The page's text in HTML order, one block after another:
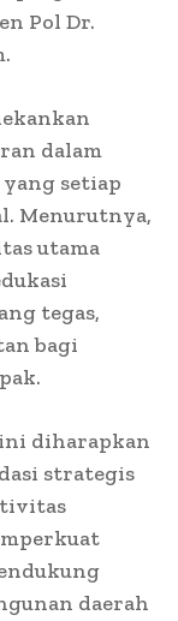
Pol Dr.
dalam
setiap
Menurutnya,
utama
tegas,
bagi
ini diharapkan
strategis
daerah